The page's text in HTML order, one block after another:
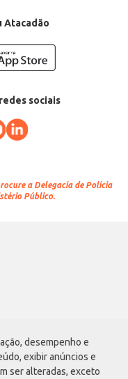
desempenho e
exibir anúncios e
ser alteradas, exceto
Atacadão
sociais
a Delegacia de Polícia
Público.
Maria, São Paulo - SP | CEP
0001-09